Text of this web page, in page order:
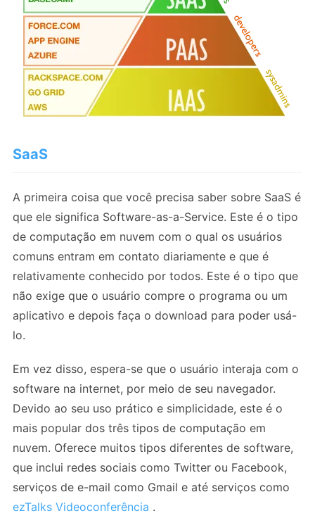
SaaS
A primeira coisa que você precisa saber sobre SaaS é
que ele significa Software-as-a-Service. Este é o tipo
de computação em nuvem com o qual os usuários
comuns entram em contato diariamente e que é
relativamente conhecido por todos. Este é o tipo que
não exige que o usuário compre o programa ou um
aplicativo e depois faça o download para poder usá-
lo.
Em vez disso, espera-se que o usuário interaja com o
software na internet, por meio de seu navegador.
Devido ao seu uso prático e simplicidade, este é o
mais popular dos três tipos de computação em
nuvem. Oferece muitos tipos diferentes de software,
que inclui redes sociais como Twitter ou Facebook,
serviços de e-mail como Gmail e até serviços como
ezTalks Videoconferência .